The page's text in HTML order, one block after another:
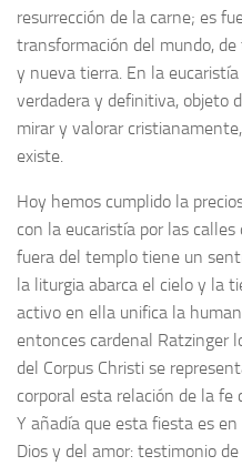
resurrección de la carne; es
transformación del mundo,
y nueva tierra. En la
verdadera y definitiva, objeto
mirar y valorar
existe.
Hoy hemos cumplido la
con la eucaristía por las
fuera del templo tiene un
la liturgia abarca el cielo y la
activo en ella unifica la
entonces cardenal Ratzinger
del Corpus Christi se
corporal esta relación de la fe
Y añadía que esta fiesta es
Dios y del amor: testimonio